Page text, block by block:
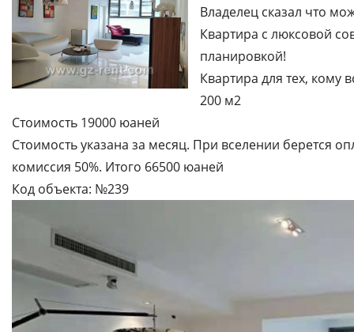
Владелец сказал что
Квартира с люксовой
планировкой!
Квартира для тех, кому
200 м2
Стоимость 19000 юаней
Стоимость указана за месяц. При вселении берется
комиссия 50%. Итого 66500 юаней
Код объекта: №239